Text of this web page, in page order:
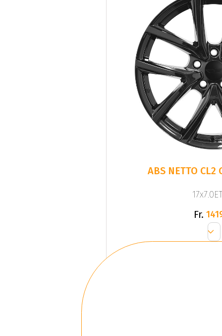
ABS NETTO CL2
Fr.